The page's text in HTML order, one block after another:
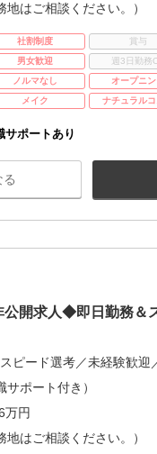
はご相談ください。）
社割制度 賞与
男女歓迎 週3日勤務
ノルマなし オープニ
メイク ナチュラル
サポートあり
公開求人◆即日勤務＆
スピード選考／未経験歓迎
ポート付き）
万円
はご相談ください。）